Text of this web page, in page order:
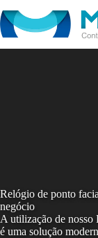
to
content
Relógio de ponto
negócio
A utilização de nosso
é uma solução